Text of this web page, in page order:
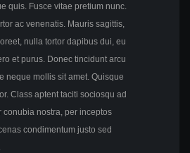
quis. Fusce vitae pretium nunc.
ac venenatis. Mauris sagittis,
nulla tortor dapibus dui, eu
et purus. Donec tincidunt arcu
neque mollis sit amet. Quisque
Class aptent taciti sociosqu ad
conubia nostra, per inceptos
condimentum justo sed